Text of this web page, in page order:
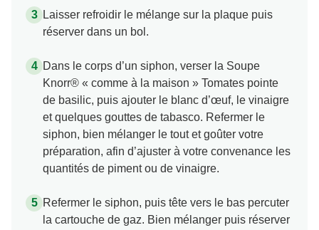
Laisser refroidir le mélange sur la plaque puis
réserver dans un bol.
Dans le corps d’un siphon, verser la Soupe
Knorr® « comme à la maison » Tomates pointe
de basilic, puis ajouter le blanc d’œuf, le vinaigre
et quelques gouttes de tabasco. Refermer le
siphon, bien mélanger le tout et goûter votre
préparation, afin d’ajuster à votre convenance les
quantités de piment ou de vinaigre.
Refermer le siphon, puis tête vers le bas percuter
la cartouche de gaz. Bien mélanger puis réserver